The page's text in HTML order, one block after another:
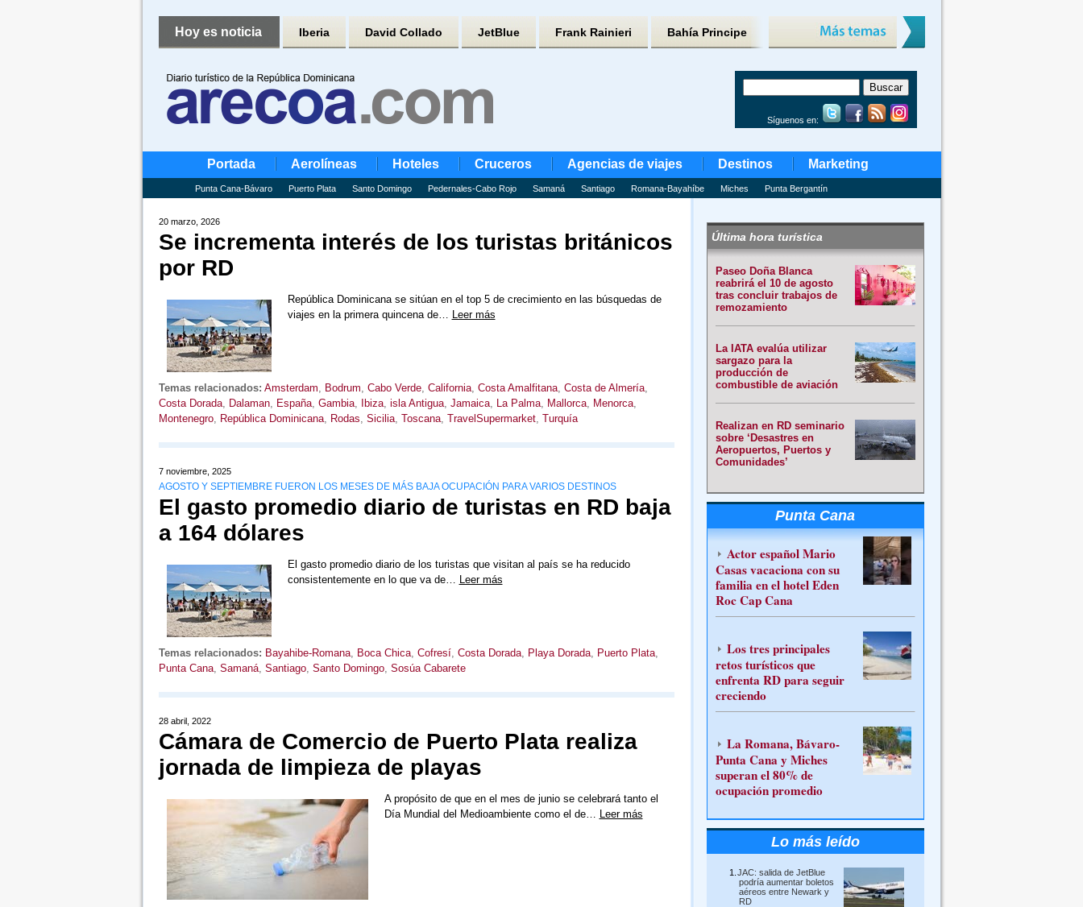
Hoy es noticia Iberia David Collado JetBlue Frank Rainieri Bahía Principe
Síguenos en:
Portada Aerolíneas Hoteles Cruceros Agencias de viajes Destinos Marketing
Punta Cana-Bávaro Puerto Plata Santo Domingo Pedernales-Cabo Rojo Samaná Santiago Romana-Bayahíbe Miches Punta Bergantín
20 marzo, 2026
Se incrementa interés de los turistas británicos
por RD
República Dominicana se sitúan en el top 5 de crecimiento en las búsquedas de
viajes en la primera quincena de… Leer más
Temas relacionados: Amsterdam, Bodrum, Cabo Verde, California, Costa Amalfitana, Costa de Almería,
Costa Dorada, Dalaman, España, Gambia, Ibiza, isla Antigua, Jamaica, La Palma, Mallorca, Menorca,
Montenegro, República Dominicana, Rodas, Sicilia, Toscana, TravelSupermarket, Turquía
7 noviembre, 2025
AGOSTO Y SEPTIEMBRE FUERON LOS MESES DE MÁS BAJA OCUPACIÓN PARA VARIOS DESTINOS
El gasto promedio diario de turistas en RD baja
a 164 dólares
El gasto promedio diario de los turistas que visitan al país se ha reducido
consistentemente en lo que va de… Leer más
Temas relacionados: Bayahibe-Romana, Boca Chica, Cofresí, Costa Dorada, Playa Dorada, Puerto Plata,
Punta Cana, Samaná, Santiago, Santo Domingo, Sosúa Cabarete
28 abril, 2022
Cámara de Comercio de Puerto Plata realiza
jornada de limpieza de playas
A propósito de que en el mes de junio se celebrará tanto el
Día Mundial del Medioambiente como el de… Leer más
Última hora turística
Paseo Doña Blanca
reabrirá el 10 de agosto
tras concluir trabajos de
remozamiento
La IATA evalúa utilizar
sargazo para la
producción de
combustible de aviación
Realizan en RD seminario
sobre ‘Desastres en
Aeropuertos, Puertos y
Comunidades’
Punta Cana
Actor español Mario
Casas vacaciona con su
familia en el hotel Eden
Roc Cap Cana
Los tres principales
retos turísticos que
enfrenta RD para seguir
creciendo
La Romana, Bávaro-
Punta Cana y Miches
superan el 80% de
ocupación promedio
Lo más leído
JAC: salida de JetBlue
podría aumentar boletos
aéreos entre Newark y
RD